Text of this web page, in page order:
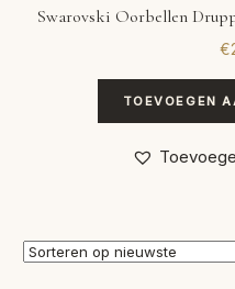
Swarovski Oorbellen
€
TOEVOEGEN